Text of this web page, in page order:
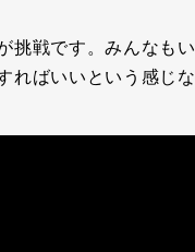
挑戦です。みんなも
ればいいという感じ